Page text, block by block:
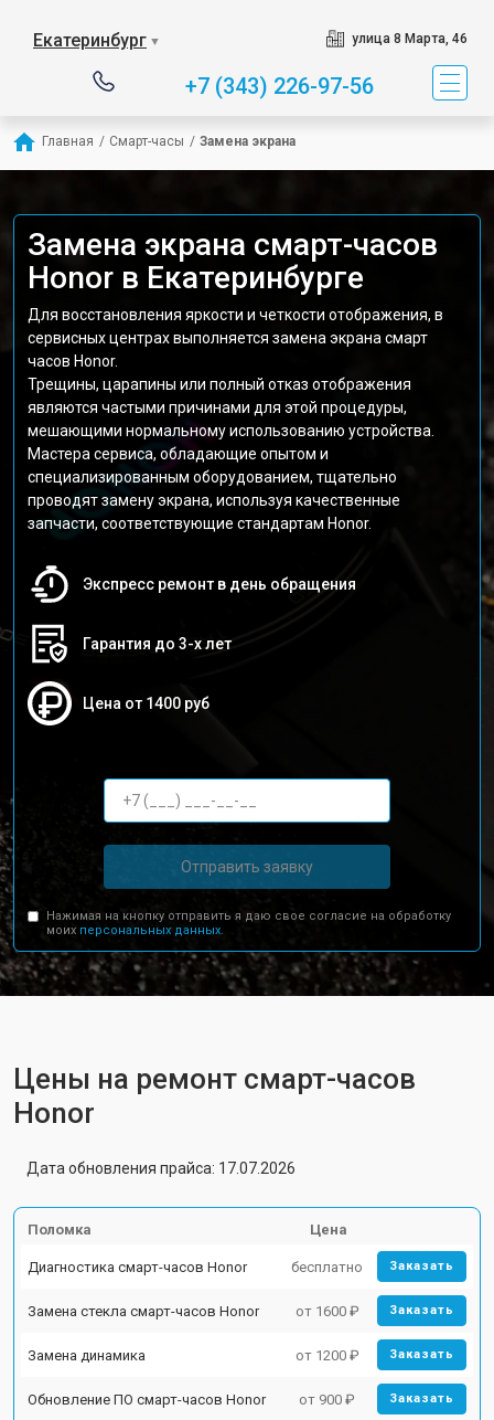
Екатеринбург ▼ улица 8 Марта, 46
+7 (343) 226-97-56
Главная / Смарт-часы / Замена экрана
Замена экрана смарт-часов
Honor в Екатеринбурге
Для восстановления яркости и четкости отображения, в
сервисных центрах выполняется замена экрана смарт
часов Honor.
Трещины, царапины или полный отказ отображения
являются частыми причинами для этой процедуры,
мешающими нормальному использованию устройства.
Мастера сервиса, обладающие опытом и
специализированным оборудованием, тщательно
проводят замену экрана, используя качественные
запчасти, соответствующие стандартам Honor.
Экспресс ремонт в день обращения
Гарантия до 3-х лет
Цена от 1400 руб
Отправить заявку
Нажимая на кнопку отправить я даю свое согласие на обработку
моих персональных данных.
Цены на ремонт смарт-часов
Honor
Дата обновления прайса: 17.07.2026
Поломка Цена
Диагностика смарт-часов Honor бесплатно Заказать
Замена стекла смарт-часов Honor от 1600 ₽ Заказать
Замена динамика от 1200 ₽ Заказать
Обновление ПО смарт-часов Honor от 900 ₽ Заказать